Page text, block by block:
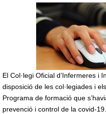
El Col·legi Oficial d’Infermeres i
disposició de les col·legiades i
Programa de formació que
prevenció i control de la covid-19.